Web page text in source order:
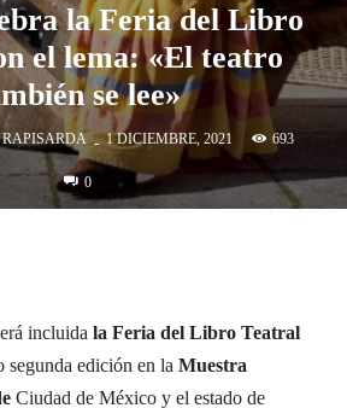
la Feria del Libro
el lema: «El teatro
se lee»
- 1 DICIEMBRE, 2021 693
0
incluida la Feria del Libro Teatral
segunda edición en la Muestra
Ciudad de México y el estado de